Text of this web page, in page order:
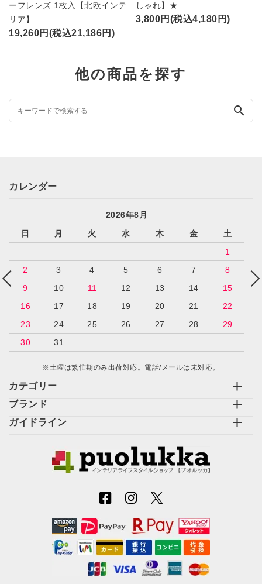
ーフレンズ 1枚入【北欧インテ
リア】
19,260円(税込21,186円)
しゃれ】★
3,800円(税込4,180円)
他の商品を探す
search
カテゴリー
ブランド
ガイドライン
カレンダー
2026年8月
日
月 火 水 木 金
土
1
2
3 4 5 6 7
8
9
10 11 12 13 14
15
16
17 18 19 20 21
22
23
24 25 26 27 28
29
30
31
※土曜は繁忙期のみ出荷対応。電話/メールは未対応。